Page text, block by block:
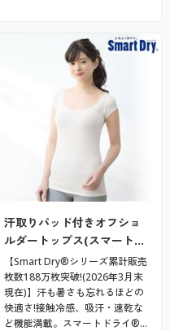
汗取りパッド付きオフショ
ルダートップス(スマート…
【Smart Dry®シリーズ累計販売
枚数188万枚突破!(2026年3月末
現在)】汗も暑さも忘れるほどの
快適さ!接触冷感、吸汗・速乾な
ど機能満載。スマートドライ®…